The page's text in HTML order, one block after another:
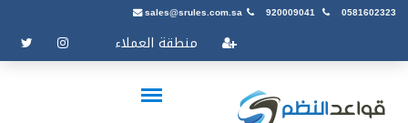
sales@srules.com.sa 920009041 0581602323
منطقة العملاء